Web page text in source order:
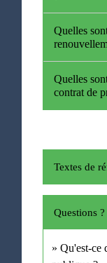
Quelles
Quelles
contrat de
Textes de
Questions
Qu'est-ce